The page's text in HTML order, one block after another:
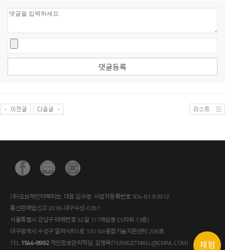
댓글등록
(주)오브제인터랙티브. 대표 김수영. 사업자등록번호 504-81-83972.
통신판매업신고 2018-대구수성-0281
서울특별시 강남구 테헤란로 52길 17 (역삼동 ES타워 13층)
대구광역시 수성구 알파시티1로 170 SW융합기술지원센터 206호
TEL.1544-8992개인정보관리책임. 김병욱(TEAMGETMALL@GMAIL.COM)
체험